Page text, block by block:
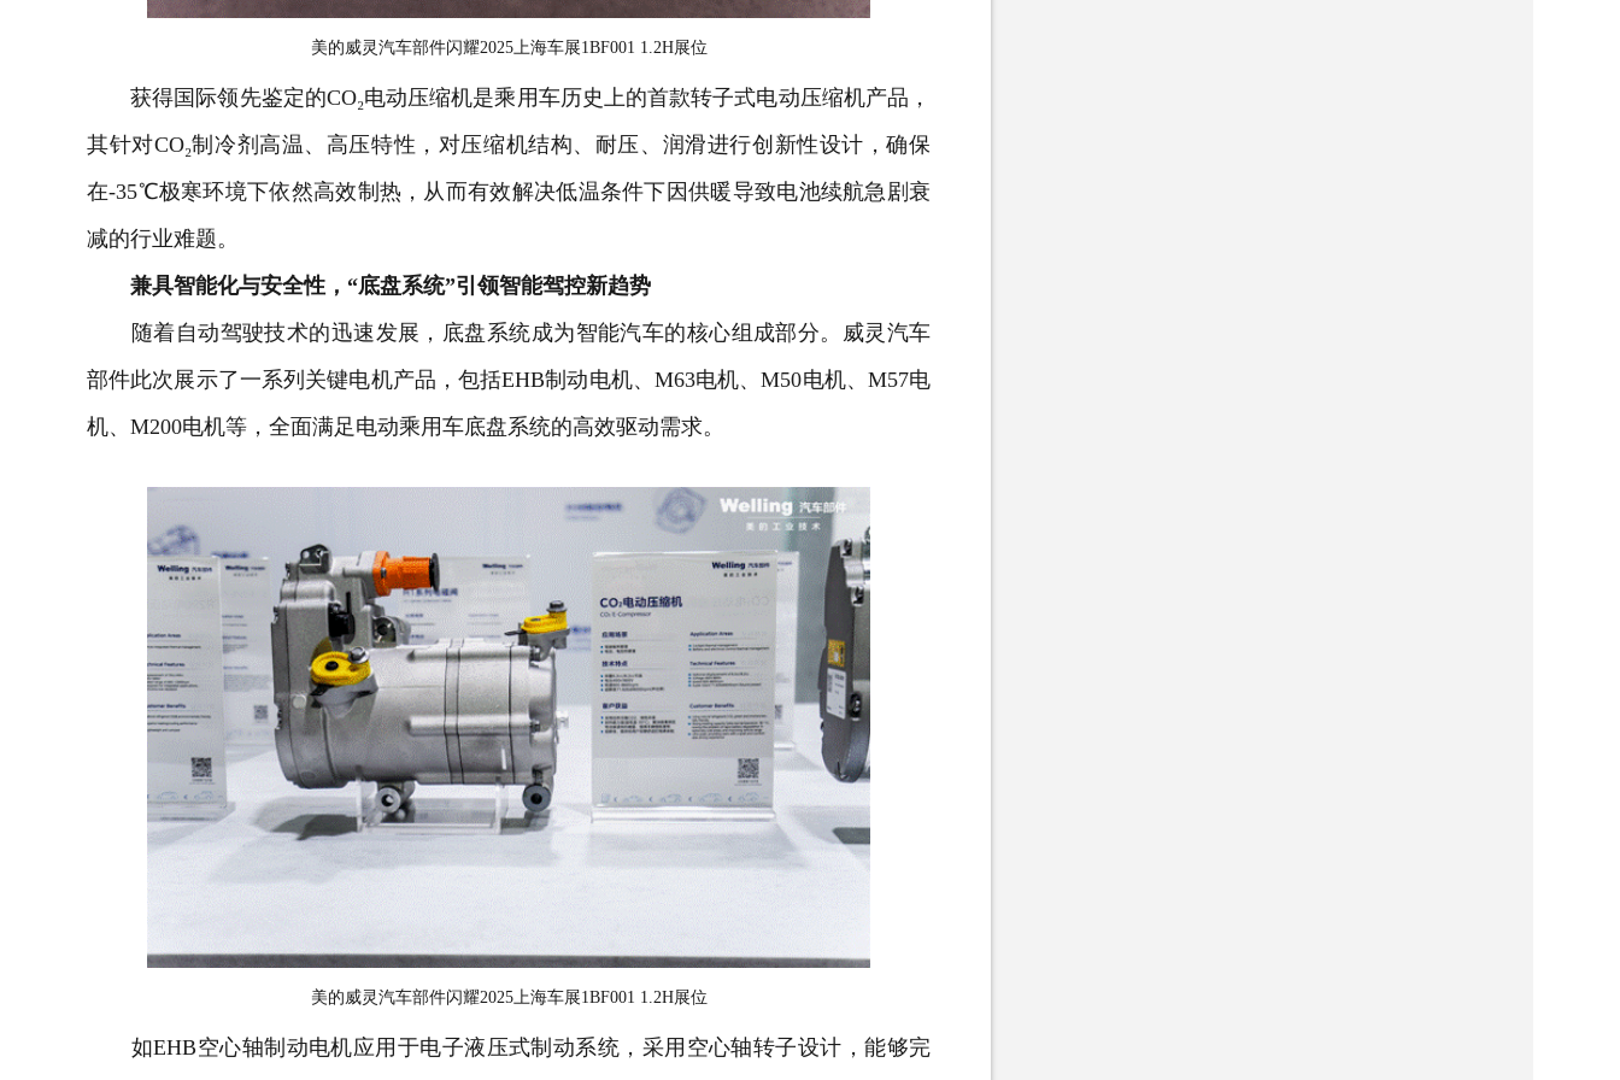
美的威灵汽车部件闪耀2025上海车展1BF001 1.2H展位
获得国际领先鉴定的CO₂电动压缩机是乘用车历史上的首款转子式电动压缩机产品，
其针对CO₂制冷剂高温、高压特性，对压缩机结构、耐压、润滑进行创新性设计，确保
在-35℃极寒环境下依然高效制热，从而有效解决低温条件下因供暖导致电池续航急剧衰
减的行业难题。
兼具智能化与安全性，“底盘系统”引领智能驾控新趋势
随着自动驾驶技术的迅速发展，底盘系统成为智能汽车的核心组成部分。威灵汽车
部件此次展示了一系列关键电机产品，包括EHB制动电机、M63电机、M50电机、M57电
机、M200电机等，全面满足电动乘用车底盘系统的高效驱动需求。
美的威灵汽车部件闪耀2025上海车展1BF001 1.2H展位
如EHB空心轴制动电机应用于电子液压式制动系统，采用空心轴转子设计，能够完